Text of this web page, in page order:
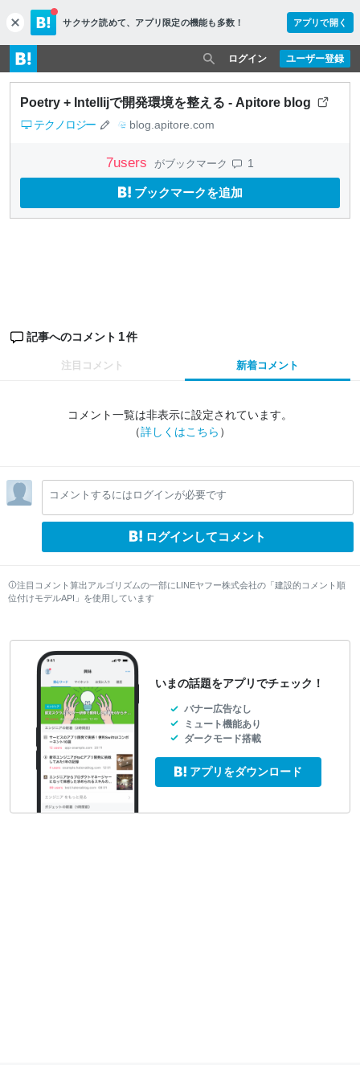
c
l
o
s
e
サクサク読めて、 アプリ限定の機能も多数！ アプリで開く
ユーザー登録
ログイン
Poetry + Intellijで開発環境を整える - Apitore blog
テクノロジー blog.apitore.com
7users がブックマーク 1
ブックマークを追加
記事へのコメント 1件
注目コメント 新着コメント
コメント一覧は非表示に設定されています。
（詳しくはこちら ）
コメントするにはログインが必要です
ログインしてコメント
注目コメント算出アルゴリズムの一部にLINEヤフー株式会社の「建設的コメント順
位付けモデルAPI」を使用しています
いまの話題をアプリでチェック！
バナー広告なし
ミュート機能あり
ダークモード搭載
アプリをダウンロード